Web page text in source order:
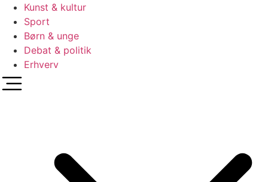
Kunst & kultur
Sport
Børn & unge
Debat & politik
Erhverv